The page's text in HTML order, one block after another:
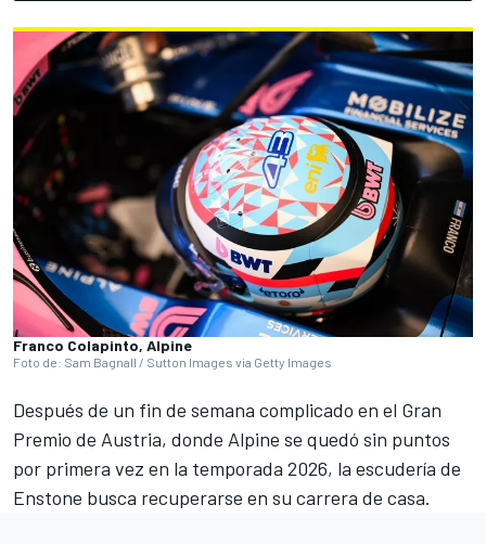
Franco Colapinto, Alpine
Foto de: Sam Bagnall / Sutton Images via Getty Images
Después de un fin de semana complicado en el Gran
Premio de Austria, donde Alpine se quedó sin puntos
por primera vez en la temporada 2026, la escudería de
Enstone busca recuperarse en su carrera de casa.